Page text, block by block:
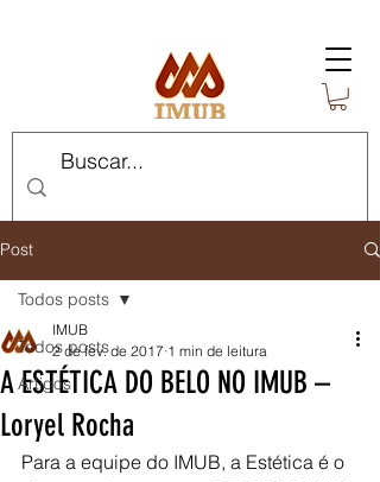
Post
Todos posts
Artigos
Todos posts
A ESTÉTICA DO BELO NO IMUB –
Loryel Rocha
IMUB
2 de fev. de 2017 1 min de leitura
Para a equipe do IMUB, a Estética é o